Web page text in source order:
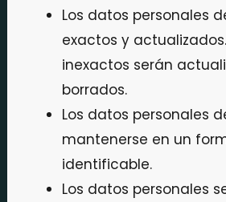
Los datos personales
exactos y
inexactos serán
borrados.
Los datos personales
mantenerse en un
identificable.
Los datos personales